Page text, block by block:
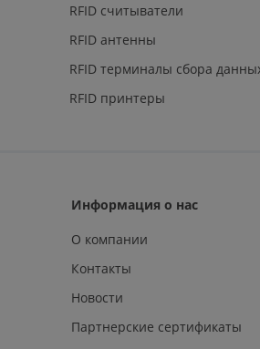
RFID считыватели
RFID антенны
RFID терминалы сбора
RFID принтеры
Информация о нас
О компании
Контакты
Новости
Партнерские сертификаты